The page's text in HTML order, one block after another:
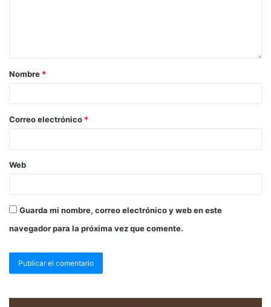
Nombre *
Correo electrónico *
Web
Guarda mi nombre, correo electrónico y web en este
navegador para la próxima vez que comente.